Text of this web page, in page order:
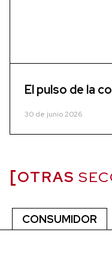
El pulso de la
30 de junio 2026
OTRAS
CONSUMIDOR